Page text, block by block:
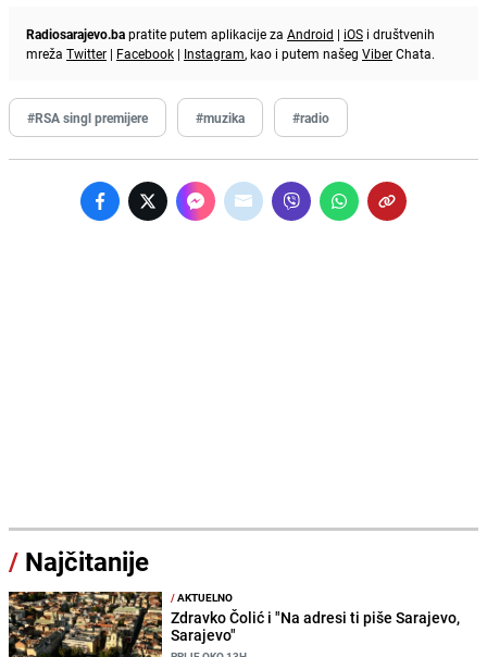
Radiosarajevo.bapratite putem aplikacije za Android | iOS i društvenih
mreža Twitter | Facebook | Instagram, kao i putem našeg ViberChata.
#RSA singl premijere #muzika #radio
/ Najčitanije
/AKTUELNO
Zdravko Čolić i "Na adresi ti piše Sarajevo,
Sarajevo"